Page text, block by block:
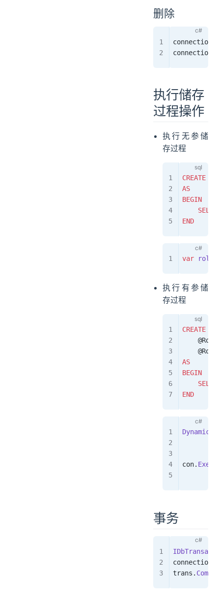
删除
connection
connection
执行储存
过程操作
执行无参储
存过程
CREATE
AS
BEGIN
END
var
执行有参储
存过程
CREATE
AS
BEGIN
END
con.
事务
connection
trans . Commit